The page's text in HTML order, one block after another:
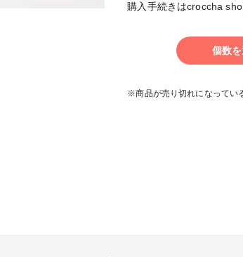
購入手続きはcroccha
個数
※商品が売り切れになってい